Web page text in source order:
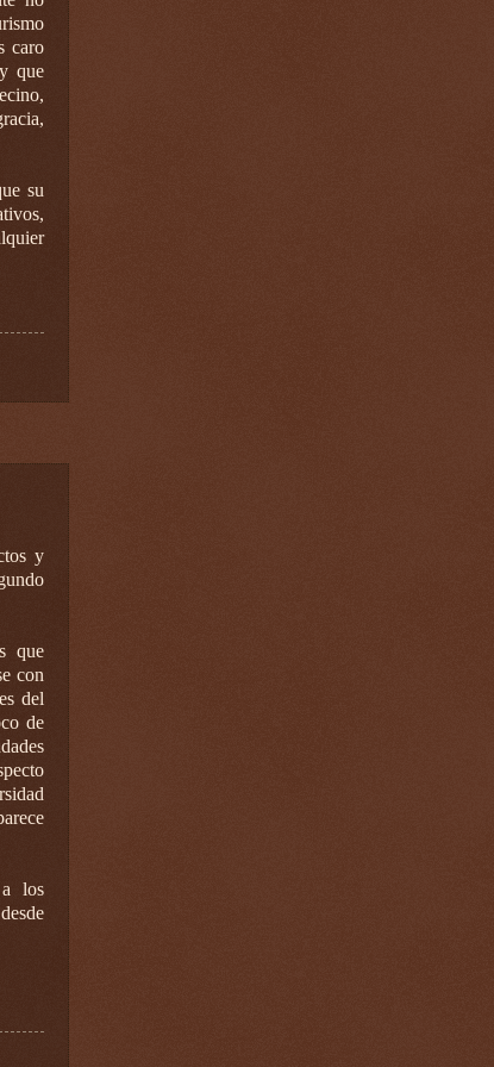
caro
que
su
y
que
con
del
de
los